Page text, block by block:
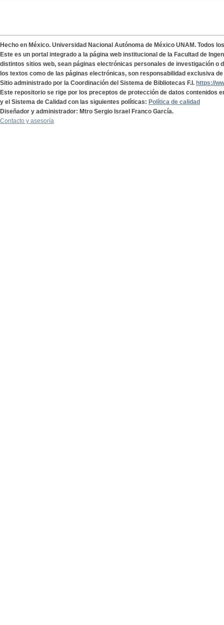
Hecho en México. Universidad Nacional Autónoma de México UNAM. Todos
Este es un portal integrado a la página web institucional de la Facultad de
distintos sitios web, sean páginas electrónicas personales de investigación o
los textos como de las páginas electrónicas, son responsabilidad exclusiva
Sitio administrado por la Coordinación del Sistema de Bibliotecas F.I. https://
Este repositorio se rige por los preceptos de protección de datos contenidos
y el Sistema de Calidad con las siguientes políticas: Política de calidad
Diseñador y administrador: Mtro Sergio Israel Franco García.
Contacto y asesoría